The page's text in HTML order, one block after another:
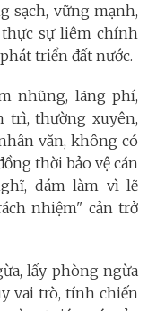
sạch, vững mạnh,
thực sự liêm chính
triển đất nước.
nhũng, lãng phí,
trì, thường xuyên,
văn, không có
thời bảo vệ cán
dám làm vì lẽ
nhiệm" cản trở
lấy phòng ngừa
vai trò, tính chiến